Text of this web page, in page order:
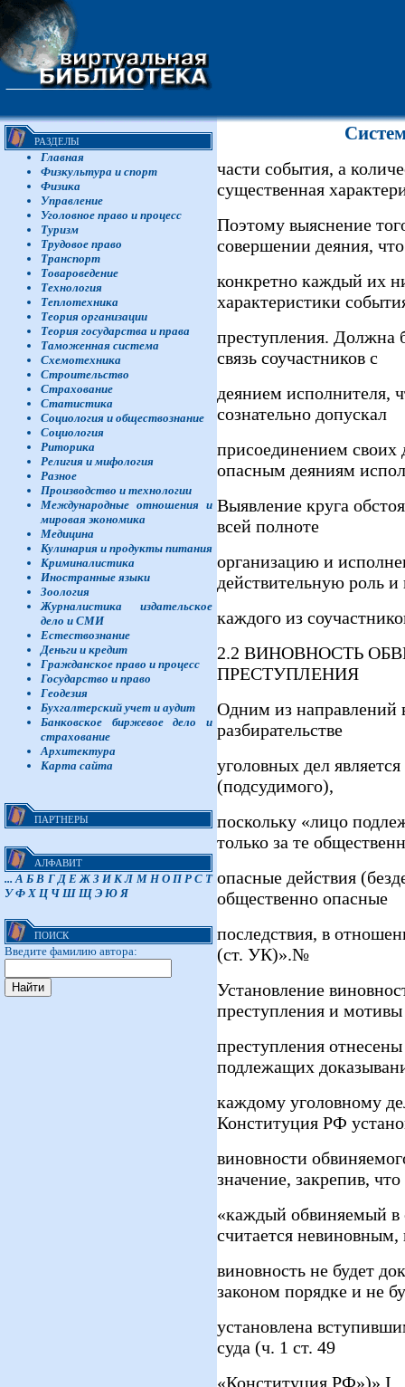
РАЗДЕЛЫ
Главная
Физкультура и спорт
Физика
Управление
Уголовное право и процесс
Туризм
Трудовое право
Транспорт
Товароведение
Технология
Теплотехника
Теория организации
Теория государства и права
Таможенная система
Схемотехника
Строительство
Страхование
Статистика
Социология и обществознание
Социология
Риторика
Религия и мифология
Разное
Производство и технологии
Международные отношения и
мировая экономика
Медицина
Кулинария и продукты питания
Криминалистика
Иностранные языки
Зоология
Журналистика издательское
дело и СМИ
Естествознание
Деньги и кредит
Гражданское право и процесс
Государство и право
Геодезия
Бухгалтерский учет и аудит
Банковское биржевое дело и
страхование
Архитектура
Карта сайта
ПАРТНЕРЫ
АЛФАВИТ
... А Б В Г Д Е Ж З И К Л М Н О П Р С Т
У Ф Х Ц Ч Ш Щ Э Ю Я
ПОИСК
Введите фамилию автора:
части события, а
существенная
Поэтому выяснение
совершении деяния, что
конкретно каждый их
характеристики
преступления. Должна
связь соучастников с
деянием исполнителя,
сознательно допускал
присоединением своих
опасным деяниям
Выявление круга
всей полноте
организацию и
действительную роль и
каждого из
2.2 ВИНОВНОСТЬ
ПРЕСТУПЛЕНИЯ
Одним из направлений
разбирательстве
уголовных дел
(подсудимого),
поскольку «лицо
только за те
опасные действия
общественно опасные
последствия, в
(ст. УК)».№
Установление
преступления и мотивы
преступления
подлежащих
каждому уголовному
Конституция РФ
виновности
значение, закрепив, что
«каждый обвиняемый в
считается невиновным,
виновность не будет
законом порядке и не
установлена
суда (ч. 1 ст. 49
«Конституция РФ»)».І